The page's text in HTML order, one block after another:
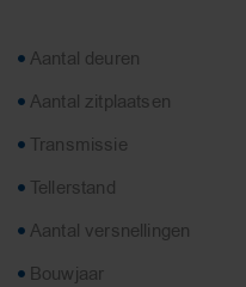
Aantal deuren
Aantal zitplaatsen
Transmissie
Tellerstand
Aantal versnellingen
Bouwjaar